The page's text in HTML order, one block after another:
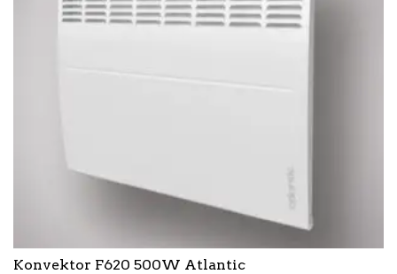
Konvektor F620 500W Atlantic